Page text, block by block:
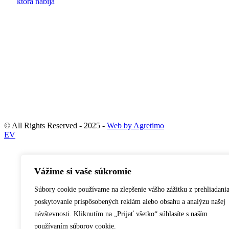
Vážime si vaše súkromie
Súbory cookie používame na zlepšenie vášho zážitku z
poskytovanie prispôsobených reklám alebo obsahu a analýzu našej
návštevnosti. Kliknutím na „Prijať všetko“ súhlasíte s naším
používaním súborov cookie.
© All Rights Reserved - 2025 - Web by Agretimo
EV